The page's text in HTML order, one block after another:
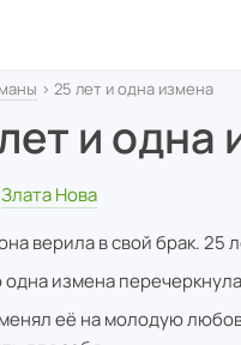
› 25 лет и одна измена
и одна
Злата Нова
верила в свой брак. 25
одна измена
её на молодую